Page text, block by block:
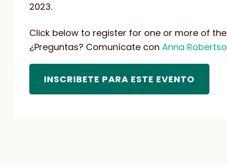
2023.
Click below to register for one or more of the
¿Preguntas? Comunícate con Anna
INSCRIBETE PARA ESTE EVENTO